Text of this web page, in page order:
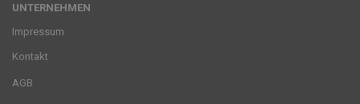
UNTERNEHMEN
Impressum
Kontakt
AGB